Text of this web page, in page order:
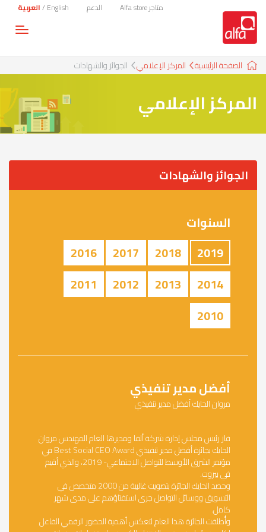
English
/العربية الدعم متاجر Alfa store
الصفحة الرئيسية
المركز الإعلامي الجوائز والشهادات
المركز الإعلامي
الجوائز والشهادات
السنوات
2019
2018
2017
2016
2014
2013
2012
2011
2010
أفضل مدير تنفيذي
مروان الحايك أفضل مدير تنفيذي
فاز رئيس مجلس إدارة شركة ألفا ومديرها العام المهندس مروان
الحايك بجائزة أفضل مدير تنفيذي Best Social CEO Award في
مؤتمر الشرق الأوسط للتواصل الاجتماعي- 2019، والذي أقيم
في بيروت.
وحصد الحايك الجائزة بتصويت غالبية من 2000 متخصص في
التسويق ووسائل التواصل جرى استفتاؤهم على مدى شهر
كامل.
وأُطلقت الجائزة هذا العام لتعكس أهمية الحضور الرقمي الفاعل